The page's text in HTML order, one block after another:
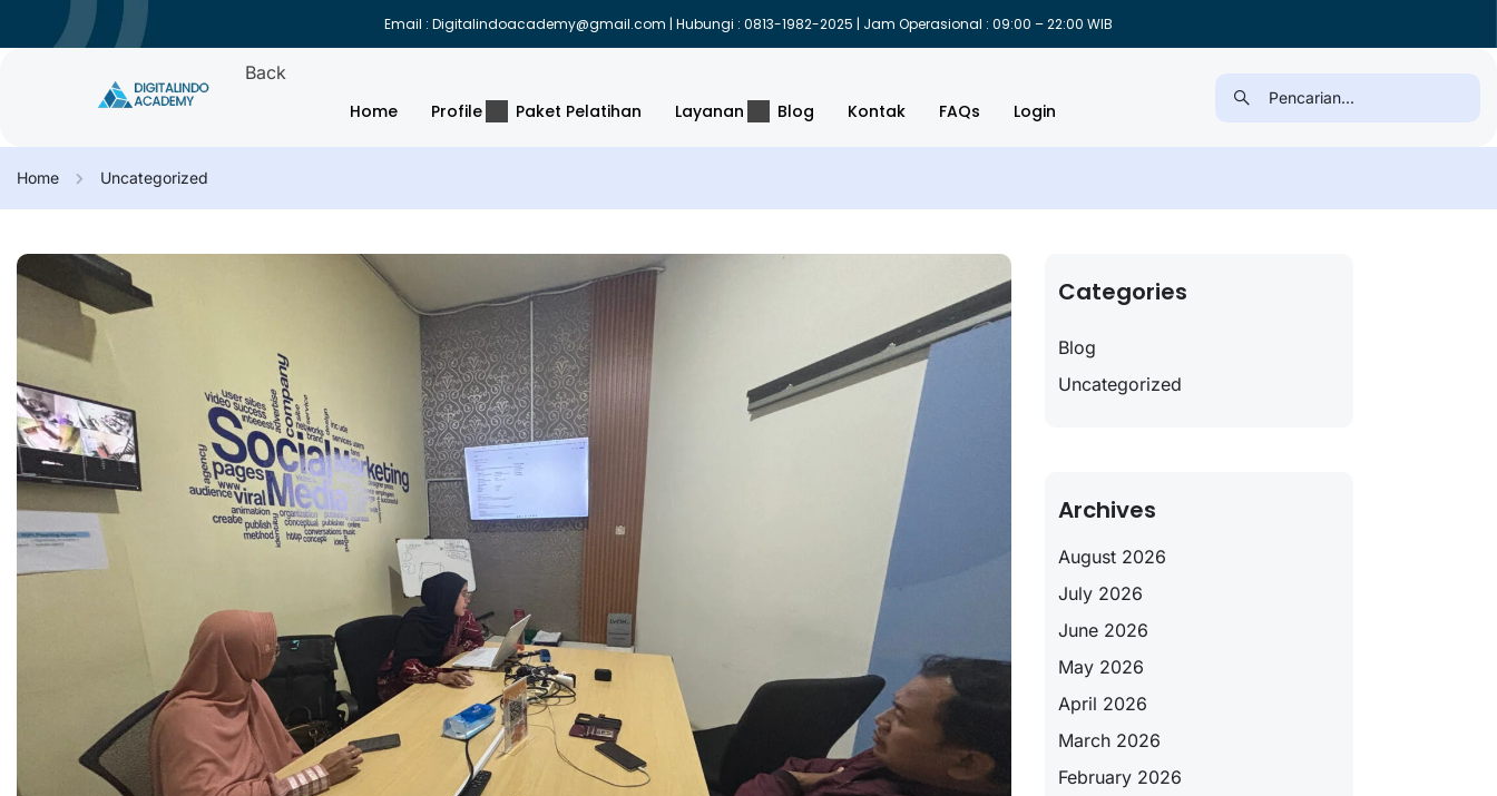
Email : Digitalindoacademy@gmail.com | Hubungi : 0813-1982-2025 | Jam Operasional : 09:00 – 22:00 WIB
Back
Home
Profile Paket Pelatihan Layanan Blog Kontak FAQs Login
Home Uncategorized
Categories
Blog
Uncategorized
Archives
August 2026
July 2026
June 2026
May 2026
April 2026
March 2026
February 2026